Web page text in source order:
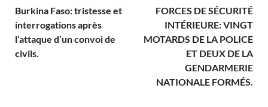
Burkina Faso: tristesse et
interrogations après
l’attaque d’un convoi de
civils.
FORCES DE SÉCURITÉ
INTÉRIEURE: VINGT
MOTARDS DE LA POLICE
ET DEUX DE LA
GENDARMERIE
NATIONALE FORMÉS.